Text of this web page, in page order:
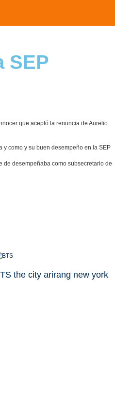
SEP
que aceptó la renuncia de Aurelio
como y su buen desempeño en la SEP
de desempeñaba como subsecretario de
the city arirang new york